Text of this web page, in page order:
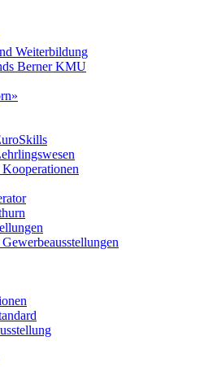
Weiterbildung
Berner KMU